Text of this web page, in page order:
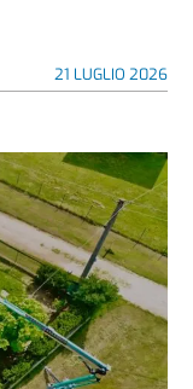
21 LUGLIO 2026